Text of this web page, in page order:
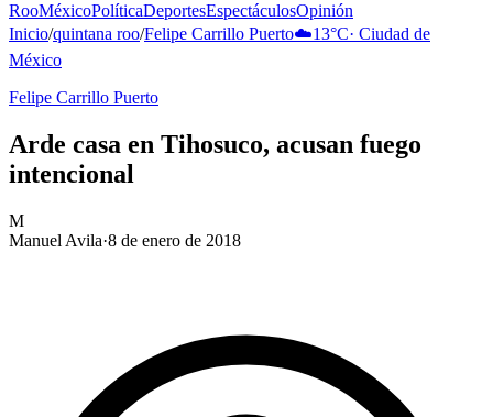
RooMéxicoPolíticaDeportesEspectáculosOpinión
Inicio/quintana roo/Felipe Carrillo Puerto☁️13°C· Ciudad de
México
Felipe Carrillo Puerto
Arde casa en Tihosuco, acusan fuego
intencional
M
Manuel Avila·8 de enero de 2018